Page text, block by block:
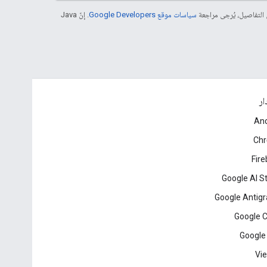
يُرجى مراجعة سياسات موقع Google Developers‏
. إنّ Java
Google AI
Google
Google